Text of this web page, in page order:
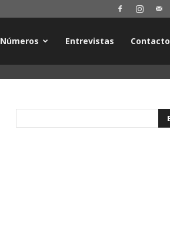
Números Entrevistas Contacto